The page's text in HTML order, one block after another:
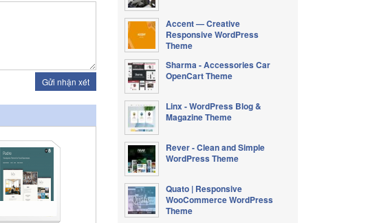
Gửi nhận xét
Accent — Creative
Responsive WordPress
Theme
Sharma - Accessories Car
OpenCart Theme
Linx - WordPress Blog &
Magazine Theme
Rever - Clean and Simple
WordPress Theme
Quato | Responsive
WooCommerce WordPress
Theme